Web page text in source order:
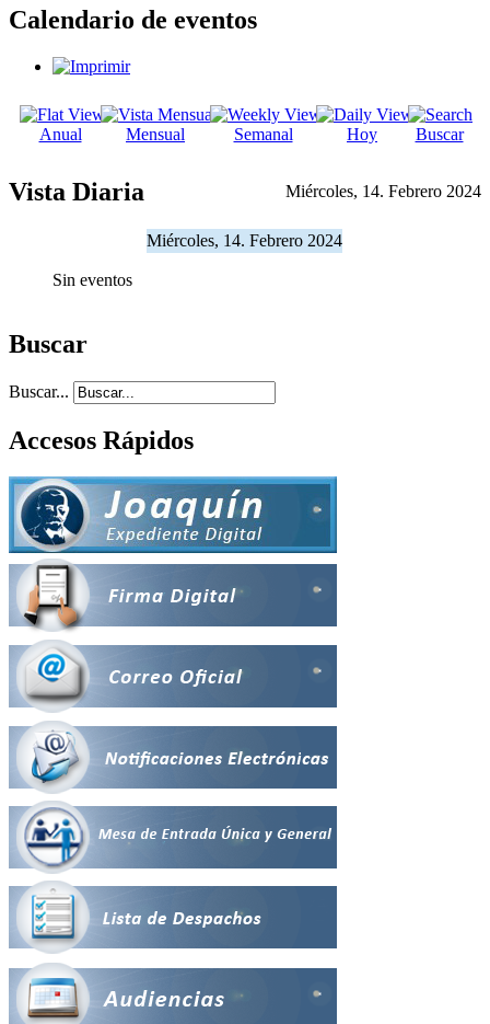
Calendario de eventos
Anual Mensual Semanal Hoy Buscar
Vista Diaria Miércoles, 14. Febrero 2024
Miércoles, 14. Febrero 2024
Sin eventos
Buscar
Buscar...
Accesos Rápidos